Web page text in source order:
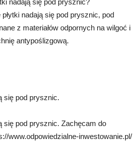
nadają się pod prysznic?
nadają się pod prysznic, pod
z materiałów odpornych na wilgoć i
antypoślizgową.
się pod prysznic.
się pod prysznic. Zachęcam do
www.odpowiedzialne-inwestowanie.pl/